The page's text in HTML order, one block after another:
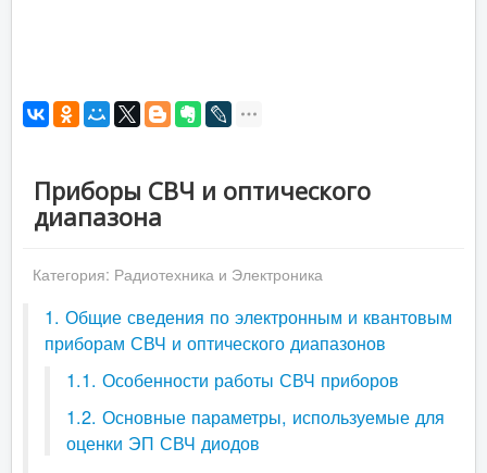
Приборы СВЧ и оптического
диапазона
Категория: Радиотехника и Электроника
1. Общие сведения по электронным и квантовым
приборам СВЧ и оптического диапазонов
1.1. Особенности работы СВЧ приборов
1.2. Основные параметры, используемые для
оценки ЭП СВЧ диодов